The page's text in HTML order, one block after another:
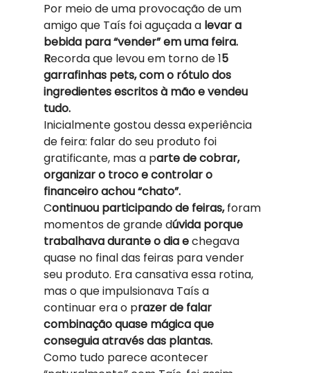
Por meio de uma provocação de um
amigo que Taís foi aguçada a levar a
bebida para “vender” em uma feira.
Recorda que levou em torno de 15
garrafinhas pets, com o rótulo dos
ingredientes escritos à mão e vendeu
tudo.
Inicialmente gostou dessa experiência
de feira: falar do seu produto foi
gratificante, mas a parte de cobrar,
organizar o troco e controlar o
financeiro achou “chato”.
Continuou participando de feiras, foram
momentos de grande dúvida porque
trabalhava durante o dia e chegava
quase no final das feiras para vender
seu produto. Era cansativa essa rotina,
mas o que impulsionava Taís a
continuar era o prazer de falar
combinação quase mágica que
conseguia através das plantas.
Como tudo parece acontecer